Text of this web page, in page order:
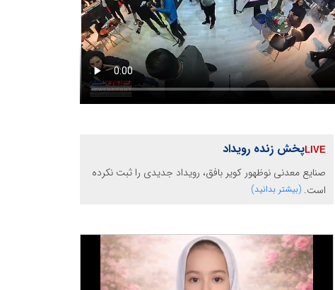
پخش زنده رویداد
صنایع معدنی نوظهور کویر بافق، رویداد جدیدی را ثبت نکرده
است. (بیشتر بدانید)